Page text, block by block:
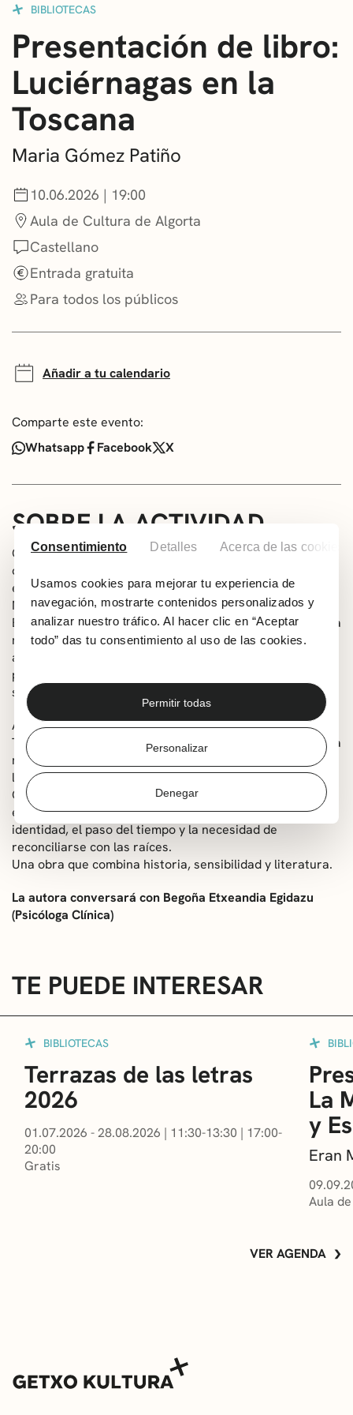
Consentimiento Detalles Acerca de las cookies
Usamos cookies para mejorar tu experiencia de
navegación, mostrarte contenidos personalizados y
analizar nuestro tráfico. Al hacer clic en “Aceptar
todo” das tu consentimiento al uso de las cookies.
Permitir todas
Personalizar
Denegar
NOTICIAS
GETXO KULTURA
ASOCIACIONES CULTURALES
BIBLIOTECAS
Presentación de libro:
Luciérnagas en la
Toscana
Maria Gómez Patiño
10.06.2026 | 19:00
Aula de Cultura de Algorta
Castellano
Entrada gratuita
Para todos los públicos
Añadir a tu calendario
Comparte este evento:
Whatsapp
Facebook X
SOBRE LA ACTIVIDAD
Cuando Mercedes, ya jubilada, va a su casa de verano
donde custodia objetos y recuerdos familiares, entre
ellos encontrará un tesoro: una novela inédita titulada
Nido de Gaviotas.
Ese hallazgo abrirá una puerta al pasado: a la vida de una
mujer que amó, sufrió y escribió en silencio durante los
años de la posguerra española. Entre recuerdos y
paisajes, la hija va reconstruyendo no solo la historia de
su madre, sino también la suya propia.
Ambientada entre el País Vasco de los años 50 y la
Toscana italiana de hoy, Luciérnagas en la Toscana es una
metanovela —una novela dentro de otra novela—sobre
la memoria, el amor y el legado generacional.
Con un lenguaje cuidado y un profundo trasfondo
emocional, la autora nos invita a reflexionar sobre la
identidad, el paso del tiempo y la necesidad de
reconciliarse con las raíces.
Una obra que combina historia, sensibilidad y literatura.
La autora conversará con Begoña Etxeandia Egidazu
(Psicóloga Clínica)
TE PUEDE INTERESAR
BIBLIOTECAS
Terrazas de las letras
2026
01.07.2026 - 28.08.2026 | 11:30-13:30 | 17:00-
20:00
Gratis
La
y
Eran
Aula
VER AGENDA